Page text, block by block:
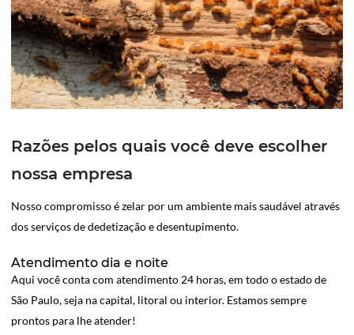
Razões pelos quais você deve escolher
nossa empresa
Nosso compromisso é zelar por um ambiente mais saudável através
dos serviços de dedetização e desentupimento.
Atendimento dia e noite
Aqui você conta com atendimento 24 horas, em todo o estado de
São Paulo, seja na capital, litoral ou interior. Estamos sempre
prontos para lhe atender!